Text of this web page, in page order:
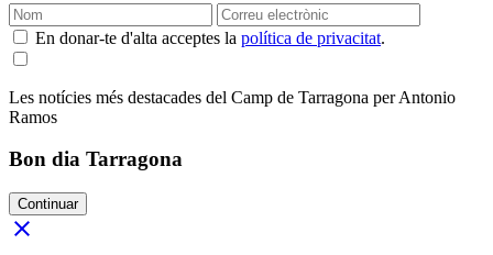
En donar-te d'alta acceptes la política de privacitat.
Les notícies més destacades del Camp de Tarragona per Antonio
Ramos
Bon dia Tarragona
Continuar
close